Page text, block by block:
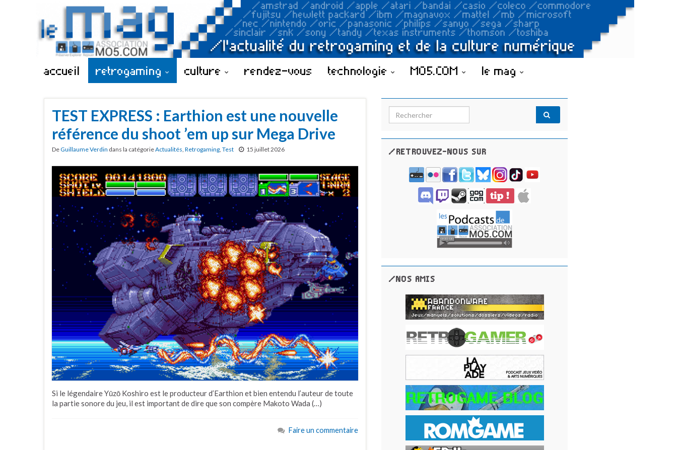
accueil retrogaming culture rendez-vous technologie MO5.COM le mag
TEST EXPRESS : Earthion est une nouvelle
référence du shoot ’em up sur Mega Drive
DeGuillaume Verdin dans la catégorieActualités, Retrogaming, Test 15 juillet 2026
Si le légendaire Yūzō Koshiro est le producteur d’Earthion et bien entendu l’auteur de toute
la partie sonore du jeu, il est important de dire que son compère Makoto Wada (…)
Faire un commentaire
Search for:
/RETROUVEZ-NOUS SUR
/NOS AMIS